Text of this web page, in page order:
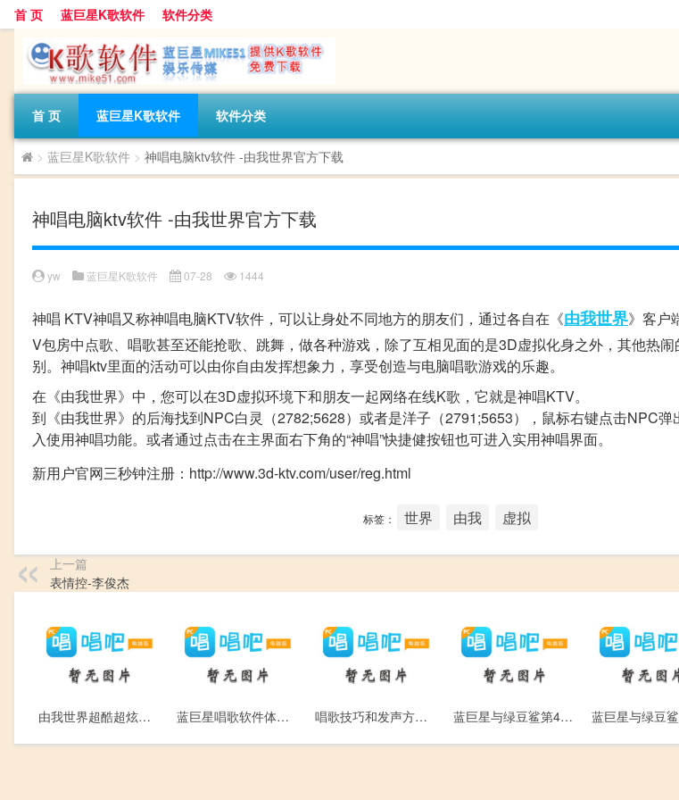
首 页 蓝巨星K歌软件 软件分类
首 页 蓝巨星K歌软件 软件分类
> 蓝巨星K歌软件 > 神唱电脑ktv软件 -由我世界官方下载
神唱电脑ktv软件 -由我世界官方下载
yw 蓝巨星K歌软件 07-28 1444
神唱 KTV神唱又称神唱电脑KTV软件，可以让身处不同地方的朋友们，通过各自在《由我世界》客户
V包房中点歌、唱歌甚至还能抢歌、跳舞，做各种游戏，除了互相见面的是3D虚拟化身之外，其他热
别。神唱ktv里面的活动可以由你自由发挥想象力，享受创造与电脑唱歌游戏的乐趣。
在《由我世界》中，您可以在3D虚拟环境下和朋友一起网络在线K歌，它就是神唱KTV。
到《由我世界》的后海找到NPC白灵（2782;5628）或者是洋子（2791;5653），鼠标右键点击NPC弹
入使用神唱功能。或者通过点击在主界面右下角的“神唱”快捷健按钮也可进入实用神唱界面。
新用户官网三秒钟注册： http://www.3d-ktv.com/user/reg.html
标签： 世界 由我 虚拟
上一篇
表情控-李俊杰
由我世界超酷超炫的舞蹈，献给喜欢由我DJ的朋友们！ 蓝巨星唱歌软件体验网上K歌软件“麦霸” 唱歌技巧和发声方法基本篇-跟软件学唱歌 蓝巨星与绿豆鲨第4集-妮妮的力量